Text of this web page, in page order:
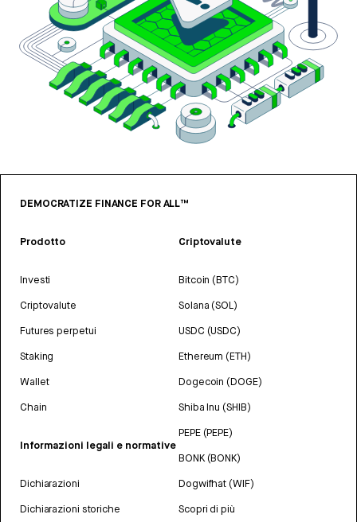
DEMOCRATIZE FINANCE FOR ALL™
Prodotto
Investi
Criptovalute
Futures perpetui
Staking
Wallet
Chain
Informazioni legali e normative
Dichiarazioni
Dichiarazioni storiche
Criptovalute
Bitcoin (BTC)
Solana (SOL)
USDC (USDC)
Ethereum (ETH)
Dogecoin (DOGE)
Shiba Inu (SHIB)
PEPE (PEPE)
BONK (BONK)
Dogwifhat (WIF)
Scopri di più